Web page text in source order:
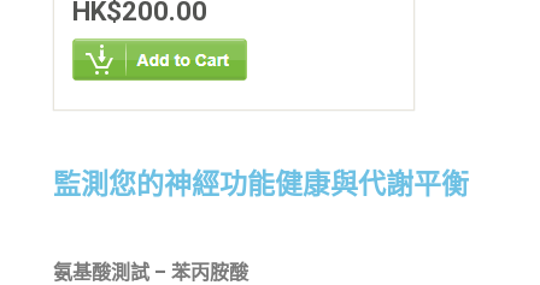
HK$200.00
監測您的神經功能健康與代謝平衡
氨基酸測試 – 苯丙胺酸